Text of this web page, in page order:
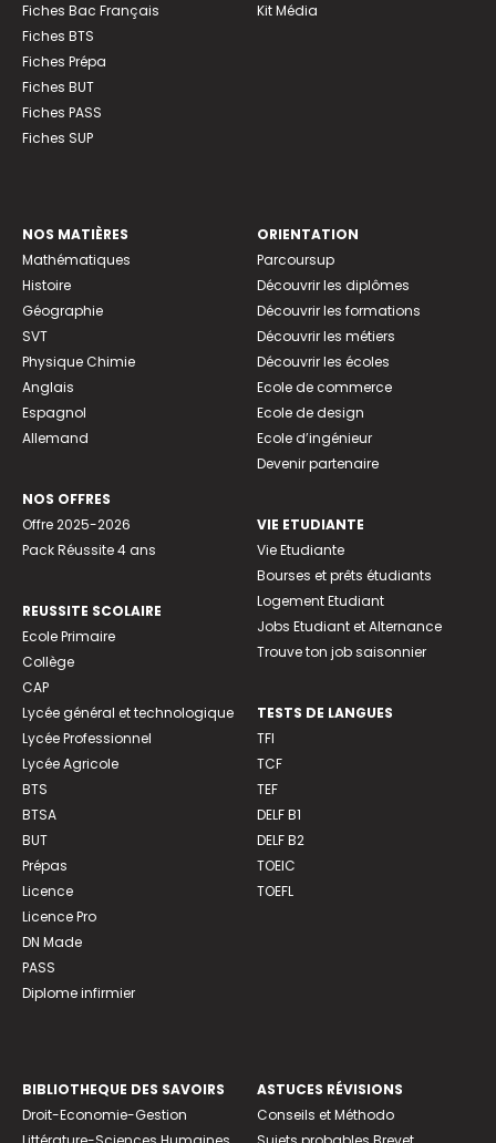
Fiches Bac Français
Fiches BTS
Fiches Prépa
Fiches BUT
Fiches PASS
Fiches SUP
Kit Média
NOS MATIÈRES
Mathématiques
Histoire
Géographie
SVT
Physique Chimie
Anglais
Espagnol
Allemand
NOS OFFRES
Offre 2025-2026
Pack Réussite 4 ans
REUSSITE SCOLAIRE
Ecole Primaire
Collège
CAP
Lycée général et technologique
Lycée Professionnel
Lycée Agricole
BTS
BTSA
BUT
Prépas
Licence
Licence Pro
DN Made
PASS
Diplome infirmier
ORIENTATION
Parcoursup
Découvrir les diplômes
Découvrir les formations
Découvrir les métiers
Découvrir les écoles
Ecole de commerce
Ecole de design
Ecole d’ingénieur
Devenir partenaire
VIE ETUDIANTE
Vie Etudiante
Bourses et prêts étudiants
Logement Etudiant
Jobs Etudiant et Alternance
Trouve ton job saisonnier
TESTS DE LANGUES
TFI
TCF
TEF
DELF B1
DELF B2
TOEIC
TOEFL
BIBLIOTHEQUE DES SAVOIRS
Droit-Economie-Gestion
ASTUCES RÉVISIONS
Conseils et Méthodo